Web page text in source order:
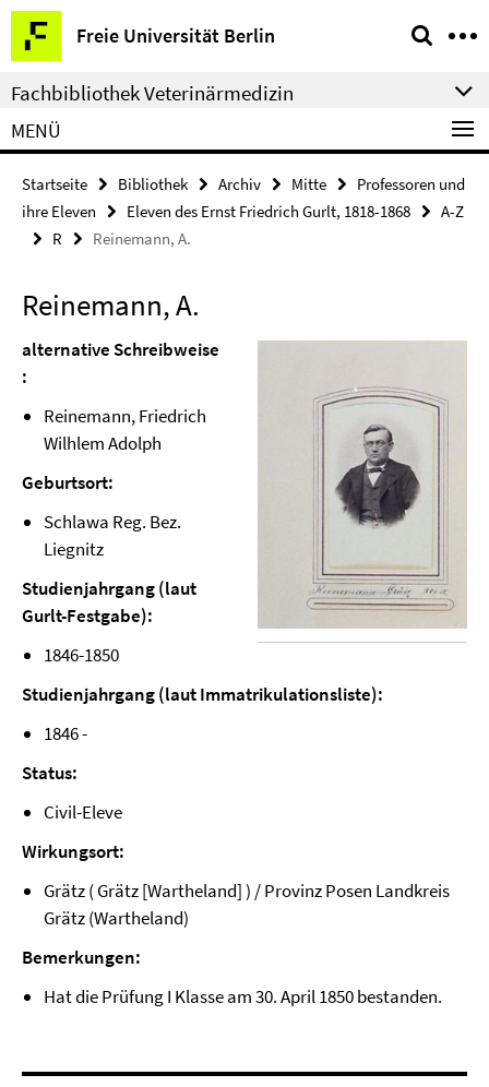
Springe
direkt
zu
Inhalt
Freie Universität Berlin
Service-
Navigation
Fachbibliothek Veterinärmedizin
MENÜ
Startseite Bibliothek Archiv Mitte
Professoren und
ihre Eleven
Eleven des Ernst Friedrich Gurlt, 1818-1868
A-Z
R
Reinemann, A.
Reinemann, A.
alternative Schreibweise
:
Reinemann, Friedrich
Wilhlem Adolph
Geburtsort:
Schlawa Reg. Bez.
Liegnitz
Studienjahrgang (laut
Gurlt-Festgabe):
1846-1850
Studienjahrgang (laut Immatrikulationsliste):
1846 -
Status:
Civil-Eleve
Wirkungsort:
Grätz ( Grätz [Wartheland] ) / Provinz Posen Landkreis
Grätz (Wartheland)
Bemerkungen:
Hat die Prüfung I Klasse am 30. April 1850 bestanden.